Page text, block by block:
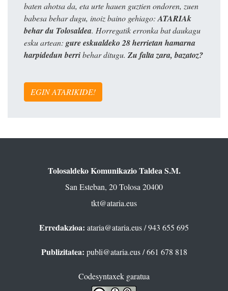
baten ahotsa da, eta urte hauen guztien ondoren, zuen
babesa behar dugu, inoiz baino gehiago: ATARIAk
behar du Tolosaldea. Horregatik erronka bat daukagu
esku artean: gure eskualdeko 28 herrietan hamarna
harpidedun berribehar ditugu. Zu falta zara, bazatoz?
EGIN ATARIKIDE!
Tolosaldeko Komunikazio Taldea S.M.
San Esteban, 20 Tolosa 20400
tkt@ataria.eus
Erredakzioa: ataria@ataria.eus/ 943 655 695
Publizitatea: publi@ataria.eus/ 661 678 818
Codesyntaxek garatua